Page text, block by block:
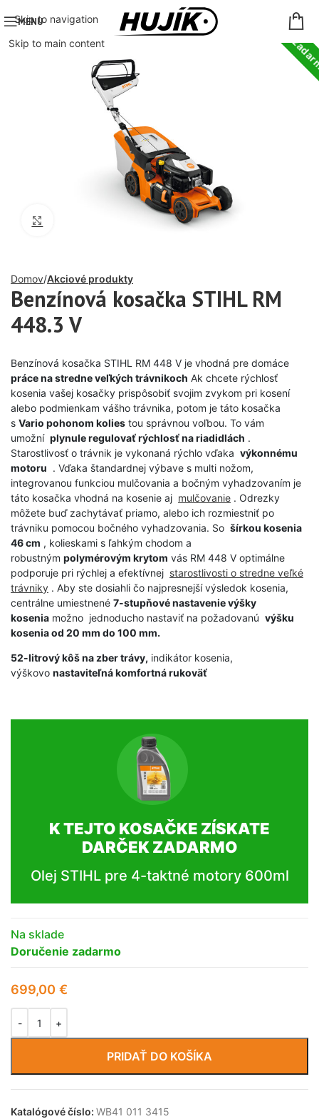
Skip to navigation
Skip to main content
MENU
Domov Akciové produkty
Benzínová kosačka STIHL RM
448.3 V
Benzínová kosačka STIHL RM 448 V je vhodná pre domáce
práce na stredne veľkých trávnikoch Ak chcete rýchlosť
kosenia vašej kosačky prispôsobiť svojim zvykom pri kosení
alebo podmienkam vášho trávnika, potom je táto kosačka
s Vario pohonom kolies tou správnou voľbou. To vám
umožní plynule regulovať rýchlosť na riadidlách .
Starostlivosť o trávnik je vykonaná rýchlo vďaka výkonnému
motoru . Vďaka štandardnej výbave s multi nožom,
integrovanou funkciou mulčovania a bočným vyhadzovaním je
táto kosačka vhodná na kosenie aj mulčovanie . Odrezky
môžete buď zachytávať priamo, alebo ich rozmiestniť po
trávniku pomocou bočného vyhadzovania. So šírkou kosenia
46 cm , kolieskami s ľahkým chodom a
robustným polymérovým krytom vás RM 448 V optimálne
podporuje pri rýchlej a efektívnej starostlivosti o stredne veľké
trávniky . Aby ste dosiahli čo najpresnejší výsledok kosenia,
centrálne umiestnené 7-stupňové nastavenie výšky
kosenia možno jednoducho nastaviť na požadovanú výšku
kosenia od 20 mm do 100 mm.
52-litrový kôš na zber trávy, indikátor kosenia,
výškovo nastaviteľná komfortná rukoväť
K TEJTO KOSAČKE ZÍSKATE
DARČEK ZADARMO
Olej STIHL pre 4-taktné motory 600ml
Na sklade
Doručenie zadarmo
699,00 €
PRIDAŤ DO KOŠÍKA
Katalógové číslo: WB41 011 3415